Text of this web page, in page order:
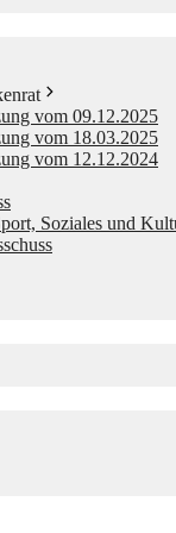
vom 09.12.2025
vom 18.03.2025
vom 12.12.2024
Soziales und